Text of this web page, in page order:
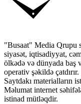
"Busaat" Media Qrupu
siyasət, iqtisadiyyat,
ölkədə və dünyada baş
operativ şəkildə çatdırır.
Saytdakı materialların
Məlumat internet
istinad mütləqdir.